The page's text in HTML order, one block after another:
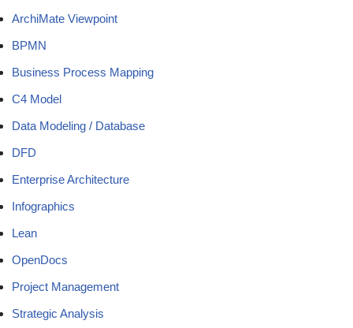
ArchiMate Viewpoint
BPMN
Business Process Mapping
C4 Model
Data Modeling / Database
DFD
Enterprise Architecture
Infographics
Lean
OpenDocs
Project Management
Strategic Analysis